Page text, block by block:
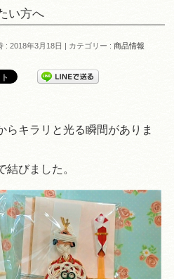
い方へ
: 2018年3月18日 カテゴリー :商品情報
らキラリと光る瞬間がありま
結びました。